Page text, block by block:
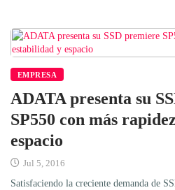
EMPRESA
ADATA presenta su
SP550 con más
espacio
Jul 5, 2016
Satisfaciendo la creciente demanda de